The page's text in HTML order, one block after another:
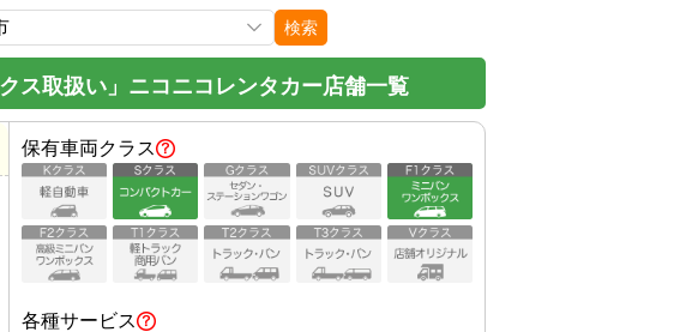
検索
ス取扱い」ニコニコレンタカー店舗一覧
保有車両クラス
各種サービス